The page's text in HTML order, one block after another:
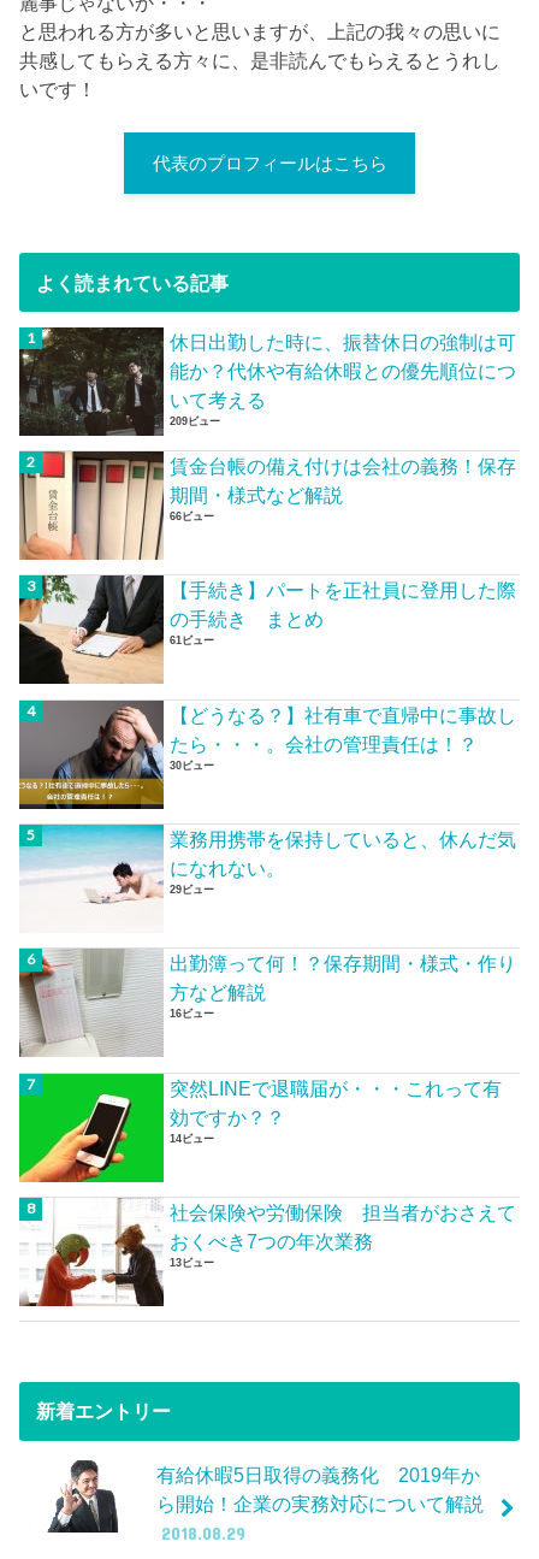
と思われる方が多いと思いますが、上記の我々の思いに
共感してもらえる方々に、是非読んでもらえるとうれし
いです！
代表のプロフィールはこちら
よく読まれている記事
休日出勤した時に、振替休日の強制は可
能か？代休や有給休暇との優先順位につ
いて考える
209ビュー
賃金台帳の備え付けは会社の義務！保存
期間・様式など解説
66ビュー
【手続き】パートを正社員に登用した際
の手続き まとめ
61ビュー
【どうなる？】社有車で直帰中に事故し
たら・・・。会社の管理責任は！？
30ビュー
業務用携帯を保持していると、休んだ気
になれない。
29ビュー
出勤簿って何！？保存期間・様式・作り
方など解説
16ビュー
突然LINEで退職届が・・・これって有
効ですか？？
14ビュー
社会保険や労働保険 担当者がおさえて
おくべき7つの年次業務
13ビュー
新着エントリー
有給休暇5日取得の義務化 2019年か
ら開始！企業の実務対応について解説
2018.08.29